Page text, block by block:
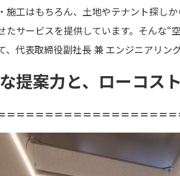
施工はもちろん、土地やテナント探し
たサービスを提供しています。そんな
、代表取締役副社長 兼 エンジニアリン
提案力と、ローコス
＝＝＝＝＝＝＝＝＝＝＝＝＝＝＝＝＝